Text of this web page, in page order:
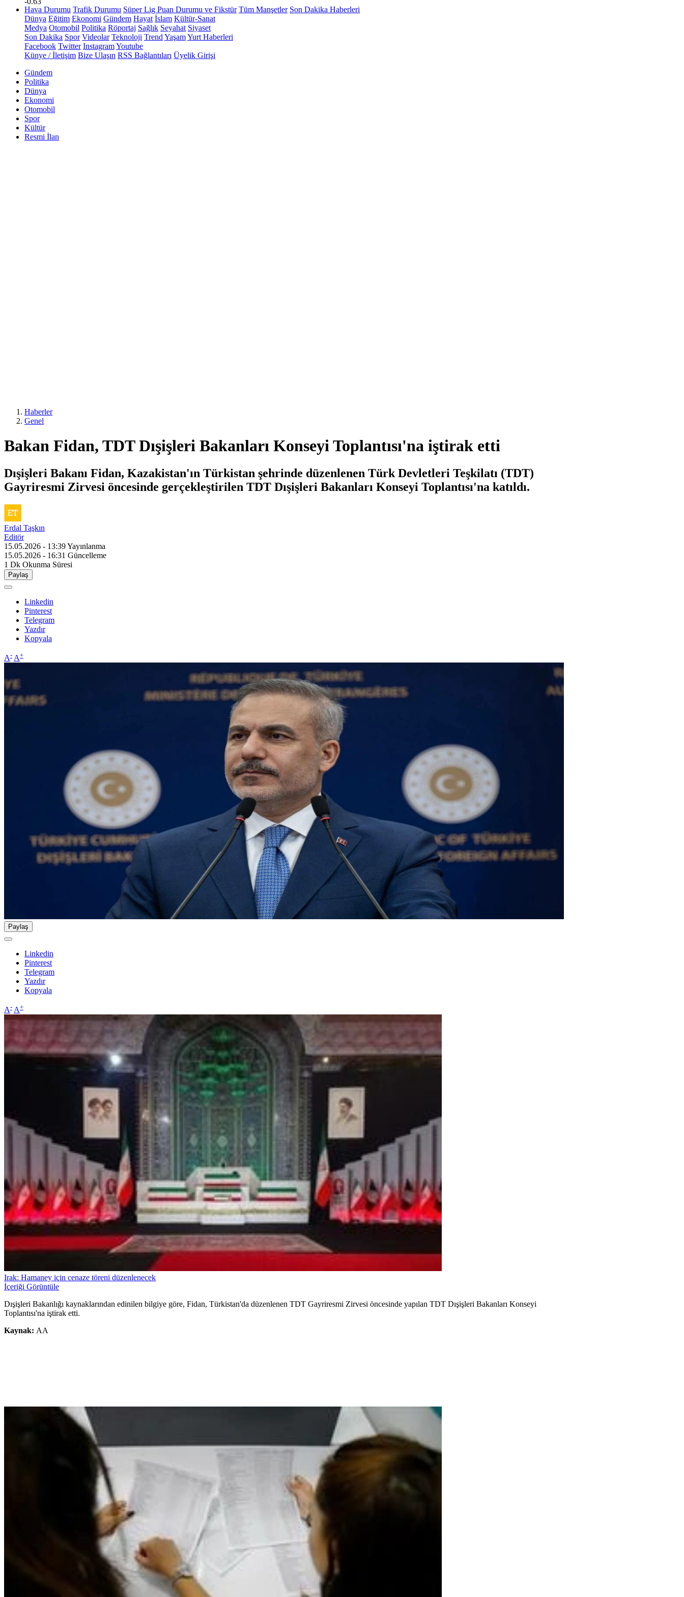
Hava Durumu Trafik Durumu Süper Lig Puan Durumu ve Fikstür Tüm Manşetler Son Dakika Haberleri
Dünya Eğitim Ekonomi Gündem Hayat İslam Kültür-Sanat
Medya Otomobil Politika Röportaj Sağlık Seyahat Siyaset
Son Dakika Spor Videolar Teknoloji Trend YaşamYurt Haberleri
Facebook Twitter InstagramYoutube
Künye / İletişim Bize Ulaşın RSS Bağlantıları Üyelik Girişi
Gündem
Politika
Dünya
Ekonomi
Otomobil
Spor
Kültür
Resmi İlan
Haberler
Genel
Bakan Fidan, TDT Dışişleri Bakanları Konseyi Toplantısı'na iştirak etti
Dışişleri Bakanı Fidan, Kazakistan'ın Türkistan şehrinde düzenlenen Türk Devletleri Teşkilatı (TDT)
Gayriresmi Zirvesi öncesinde gerçekleştirilen TDT Dışişleri Bakanları Konseyi Toplantısı'na katıldı.
Erdal Taşkın
Editör
15.05.2026 - 13:39Yayınlanma
15.05.2026 - 16:31 Güncelleme
1 Dk Okunma Süresi
Paylaş
Linkedin
Pinterest
Telegram
Yazdır
Kopyala
A- A+
Paylaş
Linkedin
Pinterest
Telegram
Yazdır
Kopyala
A- A+
Irak: Hamaney için cenaze töreni düzenlenecek
İçeriği Görüntüle
Dışişleri Bakanlığı kaynaklarından edinilen bilgiye göre, Fidan, Türkistan'da düzenlenen TDT Gayriresmi Zirvesi öncesinde yapılan TDT Dışişleri Bakanları Konseyi
Toplantısı'na iştirak etti.
Kaynak: AA